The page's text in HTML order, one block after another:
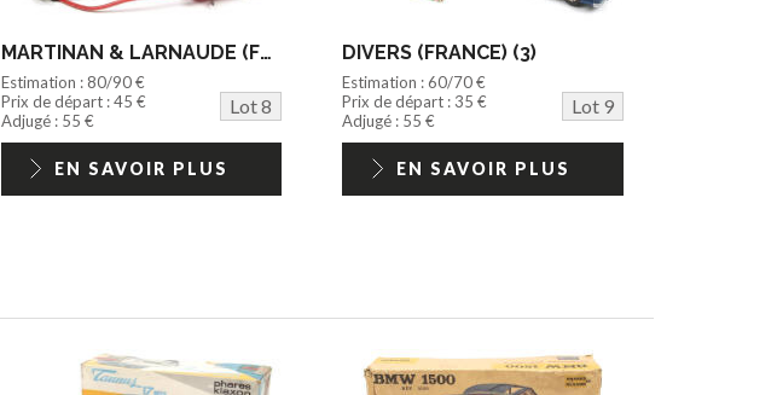
MARTINAN & LARNAUDE (FRANCE) (1)
Estimation : 80/90 €
Prix de départ : 45 €
Lot 8
Adjugé : 55 €
EN SAVOIR PLUS
DIVERS (FRANCE) (3)
Estimation : 60/70 €
Prix de départ : 35 €
Lot 9
Adjugé : 55 €
EN SAVOIR PLUS